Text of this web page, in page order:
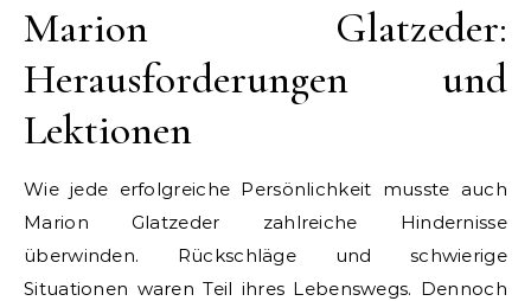
Marion Glatzeder:
Herausforderungen und
Lektionen
Wie jede erfolgreiche Persönlichkeit musste auch
Marion Glatzeder zahlreiche Hindernisse
überwinden. Rückschläge und schwierige
Situationen waren Teil ihres Lebenswegs. Dennoch